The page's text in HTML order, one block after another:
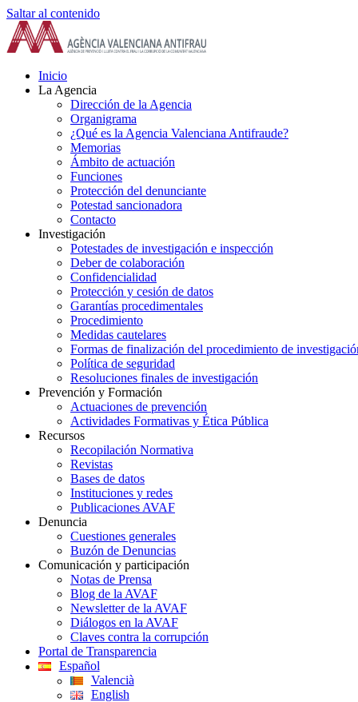
Saltar al contenido
Inicio
La Agencia
Dirección de la Agencia
Organigrama
¿Qué es la Agencia Valenciana Antifraude?
Memorias
Ámbito de actuación
Funciones
Protección del denunciante
Potestad sancionadora
Contacto
Investigación
Potestades de investigación e inspección
Deber de colaboración
Confidencialidad
Protección y cesión de datos
Garantías procedimentales
Procedimiento
Medidas cautelares
Formas de finalización del procedimiento de
Política de seguridad
Resoluciones finales de investigación
Prevención y Formación
Actuaciones de prevención
Actividades Formativas y Ética Pública
Recursos
Recopilación Normativa
Revistas
Bases de datos
Instituciones y redes
Publicaciones AVAF
Denuncia
Cuestiones generales
Buzón de Denuncias
Comunicación y participación
Notas de Prensa
Blog de la AVAF
Newsletter de la AVAF
Diálogos en la AVAF
Claves contra la corrupción
Portal de Transparencia
Español
Valencià
English